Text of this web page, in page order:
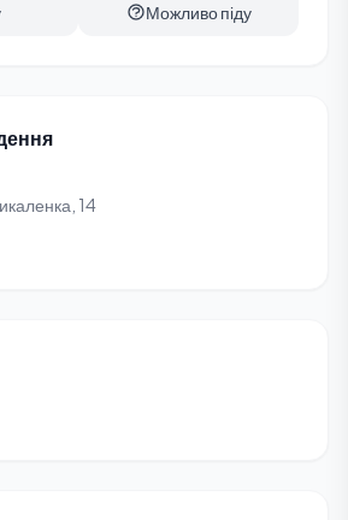
Можливо піду
14